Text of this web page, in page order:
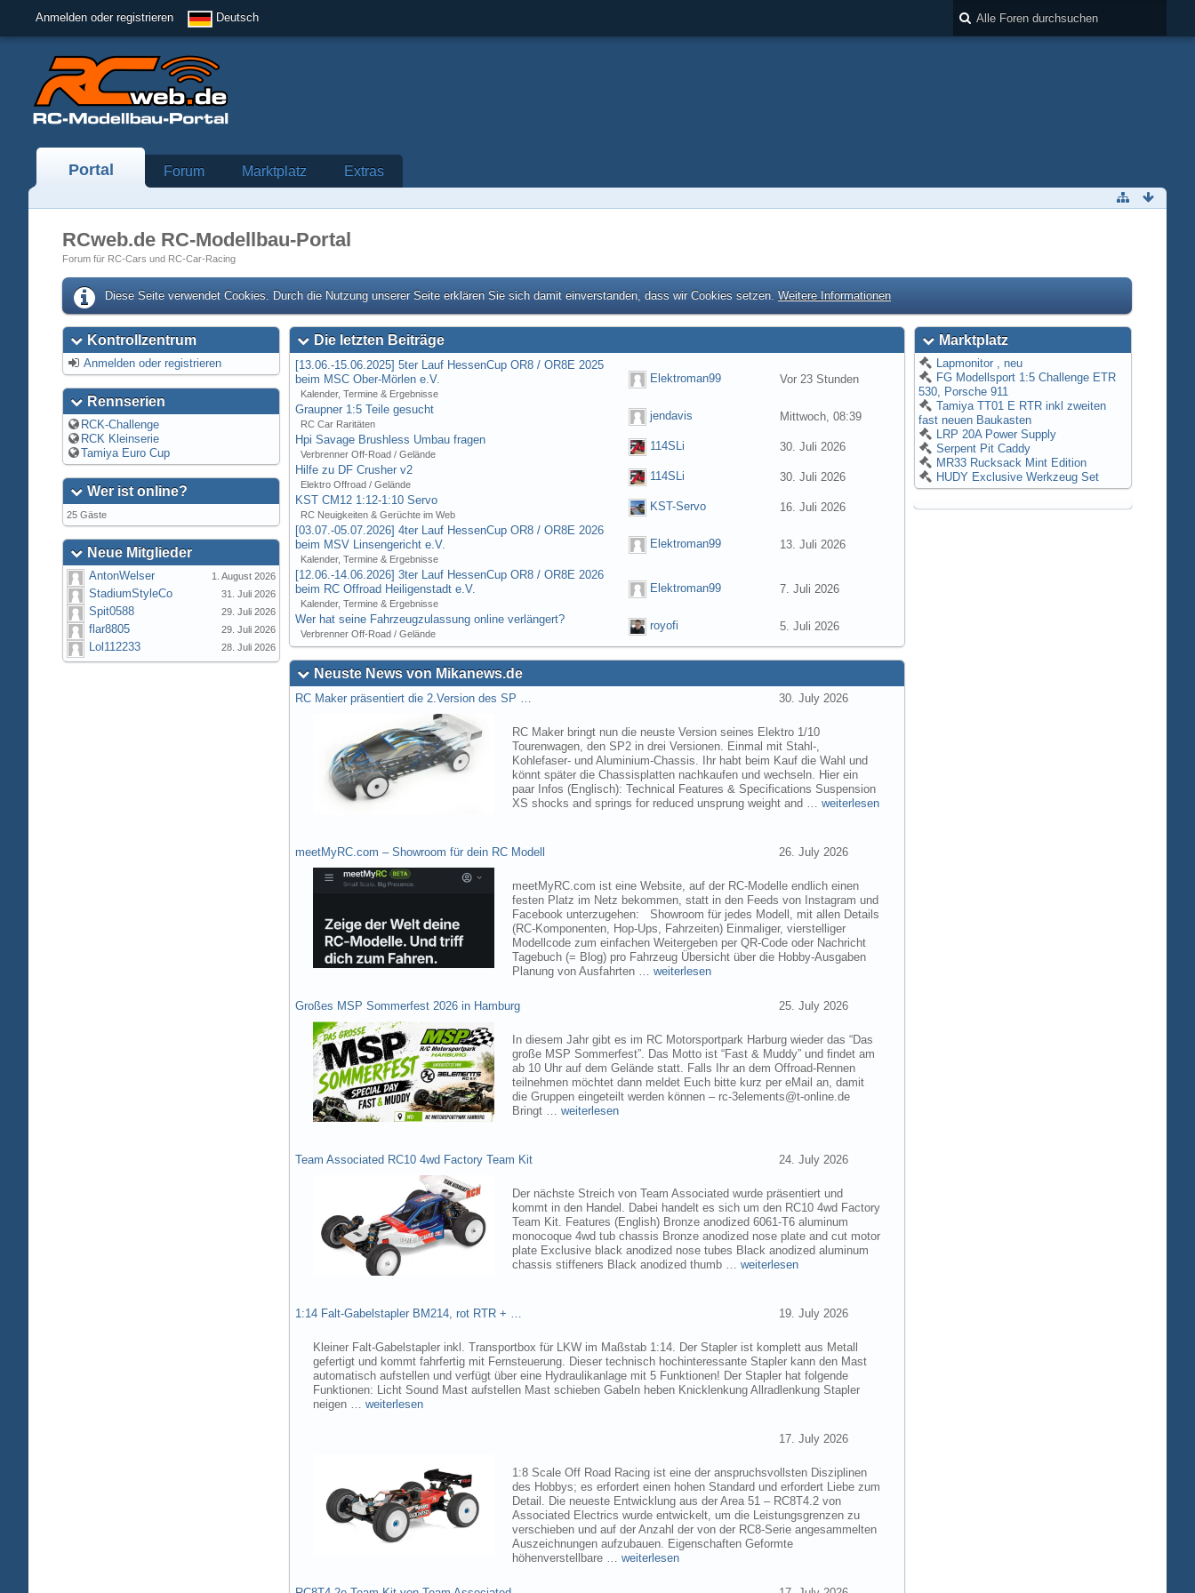
Anmelden oder registrieren Deutsch
Portal Forum Marktplatz Extras
RCweb.de RC-Modellbau-Portal
Forum für RC-Cars und RC-Car-Racing
Diese Seite verwendet Cookies. Durch die Nutzung unserer Seite erklären Sie sich damit einverstanden, dass wir Cookies setzen. Weitere Informationen
Kontrollzentrum
Anmelden oder registrieren
Rennserien
RCK-Challenge
RCK Kleinserie
Tamiya Euro Cup
Wer ist online?
25 Gäste
Neue Mitglieder
AntonWelser 1. August 2026
StadiumStyleCo 31. Juli 2026
Spit0588 29. Juli 2026
flar8805 29. Juli 2026
Lol112233 28. Juli 2026
Die letzten Beiträge
[13.06.-15.06.2025] 5ter Lauf HessenCup OR8 / OR8E 2025
beim MSC Ober-Mörlen e.V.
Kalender, Termine & Ergebnisse
Elektroman99 Vor 23 Stunden
Graupner 1:5 Teile gesucht
RC Car Raritäten
jendavis
Mittwoch, 08:39
Hpi Savage Brushless Umbau fragen
Verbrenner Off-Road / Gelände
114SLi
30. Juli 2026
Hilfe zu DF Crusher v2
Elektro Offroad / Gelände
114SLi
30. Juli 2026
KST CM12 1:12-1:10 Servo
RC Neuigkeiten & Gerüchte im Web
KST-Servo
16. Juli 2026
[03.07.-05.07.2026] 4ter Lauf HessenCup OR8 / OR8E 2026
beim MSV Linsengericht e.V.
Kalender, Termine & Ergebnisse
Elektroman99 13. Juli 2026
[12.06.-14.06.2026] 3ter Lauf HessenCup OR8 / OR8E 2026
beim RC Offroad Heiligenstadt e.V.
Kalender, Termine & Ergebnisse
Elektroman99 7. Juli 2026
Wer hat seine Fahrzeugzulassung online verlängert?
Verbrenner Off-Road / Gelände
royofi 5. Juli 2026
Neuste News von Mikanews.de
RC Maker präsentiert die 2.Version des SP … 30. July 2026
RC Maker bringt nun die neuste Version seines Elektro 1/10
Tourenwagen, den SP2 in drei Versionen. Einmal mit Stahl-,
Kohlefaser- und Aluminium-Chassis. Ihr habt beim Kauf die Wahl und
könnt später die Chassisplatten nachkaufen und wechseln. Hier ein
paar Infos (Englisch): Technical Features & Specifications Suspension
XS shocks and springs for reduced unsprung weight and …weiterlesen
meetMyRC.com – Showroom für dein RC Modell 26. July 2026
meetMyRC.com ist eine Website, auf der RC-Modelle endlich einen
festen Platz im Netz bekommen, statt in den Feeds von Instagram und
Facebook unterzugehen: Showroom für jedes Modell, mit allen Details
(RC-Komponenten, Hop-Ups, Fahrzeiten) Einmaliger, vierstelliger
Modellcode zum einfachen Weitergeben per QR-Code oder Nachricht
Tagebuch (= Blog) pro Fahrzeug Übersicht über die Hobby-Ausgaben
Planung von Ausfahrten …weiterlesen
Großes MSP Sommerfest 2026 in Hamburg 25. July 2026
In diesem Jahr gibt es im RC Motorsportpark Harburg wieder das “Das
große MSP Sommerfest”. Das Motto ist “Fast & Muddy” und findet am
ab 10 Uhr auf dem Gelände statt. Falls Ihr an dem Offroad-Rennen
teilnehmen möchtet dann meldet Euch bitte kurz per eMail an, damit
die Gruppen eingeteilt werden können – rc-3elements@t-online.de
Bringt …weiterlesen
Team Associated RC10 4wd Factory Team Kit 24. July 2026
Der nächste Streich von Team Associated wurde präsentiert und
kommt in den Handel. Dabei handelt es sich um den RC10 4wd Factory
Team Kit. Features (English) Bronze anodized 6061-T6 aluminum
monocoque 4wd tub chassis Bronze anodized nose plate and cut motor
plate Exclusive black anodized nose tubes Black anodized aluminum
chassis stiffeners Black anodized thumb …weiterlesen
1:14 Falt-Gabelstapler BM214, rot RTR + … 19. July 2026
Kleiner Falt-Gabelstapler inkl. Transportbox für LKW im Maßstab 1:14. Der Stapler ist komplett aus Metall
gefertigt und kommt fahrfertig mit Fernsteuerung. Dieser technisch hochinteressante Stapler kann den Mast
automatisch aufstellen und verfügt über eine Hydraulikanlage mit 5 Funktionen! Der Stapler hat folgende
Funktionen: Licht Sound Mast aufstellen Mast schieben Gabeln heben Knicklenkung Allradlenkung Stapler
neigen …weiterlesen
17. July 2026
1:8 Scale Off Road Racing ist eine der anspruchsvollsten Disziplinen
des Hobbys; es erfordert einen hohen Standard und erfordert Liebe zum
Detail. Die neueste Entwicklung aus der Area 51 – RC8T4.2 von
Associated Electrics wurde entwickelt, um die Leistungsgrenzen zu
verschieben und auf der Anzahl der von der RC8-Serie angesammelten
Auszeichnungen aufzubauen. Eigenschaften Geformte
höhenverstellbare …weiterlesen
Marktplatz
Lapmonitor , neu
FG Modellsport 1:5 Challenge ETR
530, Porsche 911
Tamiya TT01 E RTR inkl zweiten
fast neuen Baukasten
LRP 20A Power Supply
Serpent Pit Caddy
MR33 Rucksack Mint Edition
HUDY Exclusive Werkzeug Set